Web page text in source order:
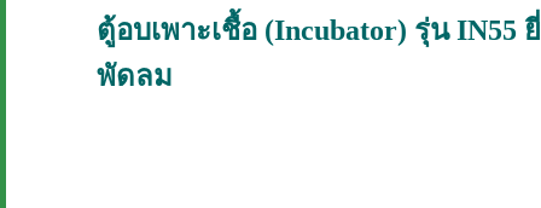
ตู้อบเพาะเชื้อ (Incubator) รุ่น IN55
พัดลม